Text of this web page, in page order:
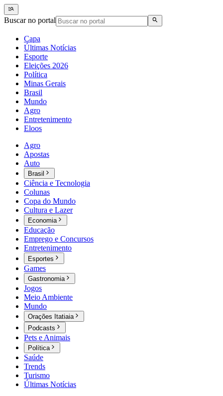
Buscar no portal
Capa
Últimas Notícias
Esporte
Eleições 2026
Política
Minas Gerais
Brasil
Mundo
Agro
Entretenimento
Eloos
Agro
Apostas
Auto
Brasil
Ciência e Tecnologia
Colunas
Copa do Mundo
Cultura e Lazer
Economia
Educação
Emprego e Concursos
Entretenimento
Esportes
Games
Gastronomia
Jogos
Meio Ambiente
Mundo
Orações Itatiaia
Podcasts
Pets e Animais
Política
Saúde
Trends
Turismo
Últimas Notícias